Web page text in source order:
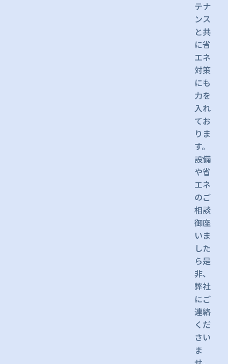
テナ
ンス
と共
に省
エネ
対策
にも
力を
入れ
てお
りま
す。
設備
や省
エネ
のご
相談
御座
いま
した
ら是
非、
弊社
にご
連絡
くだ
さい
ま